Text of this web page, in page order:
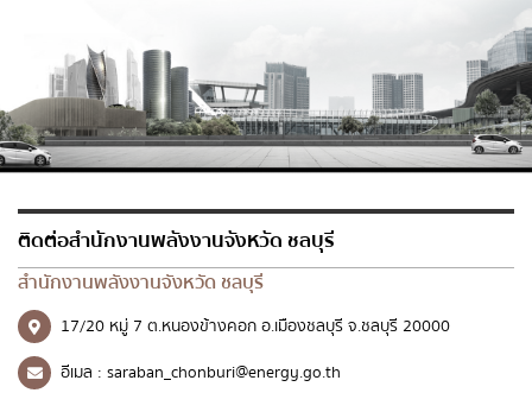
ส่งข้อความ ล้างข้อมูล
ติดต่อสำนักงานพลังงานจังหวัด ชลบุรี
สำนักงานพลังงานจังหวัด ชลบุรี
17/20 หมู่ 7 ต.หนองข้างคอก อ.เมืองชลบุรี จ.ชลบุรี 20000
อีเมล : saraban_chonburi@energy.go.th